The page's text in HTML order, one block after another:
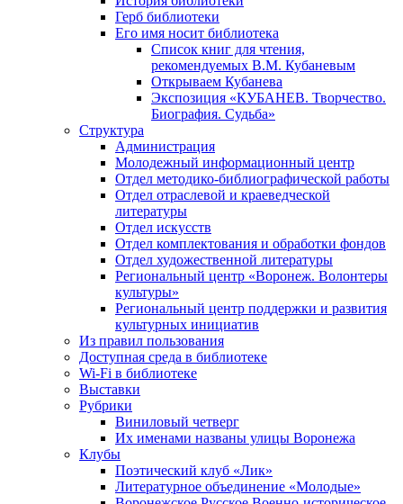
Герб библиотеки
Его имя носит библиотека
Список книг для чтения,
рекомендуемых В.М. Кубаневым
Открываем Кубанева
Экспозиция «КУБАНЕВ. Творчество.
Биография. Судьба»
Структура
Администрация
Молодежный информационный центр
Отдел методико-библиографической работы
Отдел отраслевой и краеведческой
литературы
Отдел искусств
Отдел комплектования и обработки фондов
Отдел художественной литературы
Региональный центр «Воронеж. Волонтеры
культуры»
Региональный центр поддержки и развития
культурных инициатив
Из правил пользования
Доступная среда в библиотеке
Wi-Fi в библиотеке
Выставки
Рубрики
Виниловый четверг
Их именами названы улицы Воронежа
Клубы
Поэтический клуб «Лик»
Литературное объединение «Молодые»